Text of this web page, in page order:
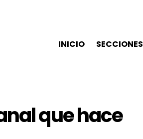
INICIO SECCIONES
que hace